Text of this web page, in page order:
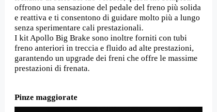
offrono una sensazione del pedale del freno più solida
e reattiva e ti consentono di guidare molto più a lungo
senza sperimentare cali prestazionali.
I kit Apollo Big Brake sono inoltre forniti con tubi
freno anteriori in treccia e fluido ad alte prestazioni,
garantendo un upgrade dei freni che offre le massime
prestazioni di frenata.
Pinze maggiorate